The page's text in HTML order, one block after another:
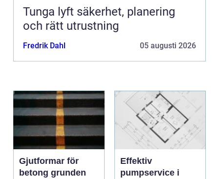
Tunga lyft säkerhet, planering
och rätt utrustning
Fredrik Dahl 05 augusti 2026
Gjutformar för
betong grunden
Effektiv
pumpservice i